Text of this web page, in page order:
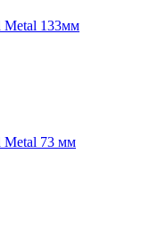
Metal 133мм
Metal 73 мм